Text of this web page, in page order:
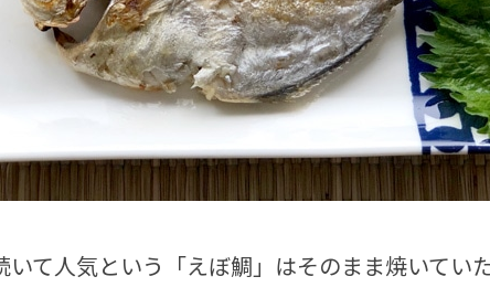
いて人気という「えぼ鯛」はそのまま焼いてい